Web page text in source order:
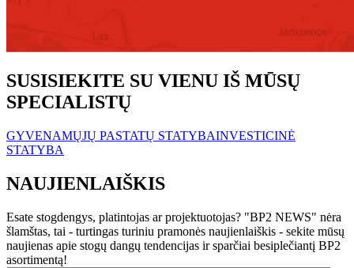
SUSISIEKITE SU VIENU IŠ MŪSŲ
SPECIALISTŲ
GYVENAMŲJŲ PASTATŲ STATYBAINVESTICINĖ
STATYBA
NAUJIENLAIŠKIS
Esate stogdengys, platintojas ar projektuotojas? "BP2 NEWS" nėra
šlamštas, tai - turtingas turiniu pramonės naujienlaiškis - sekite mūsų
naujienas apie stogų dangų tendencijas ir sparčiai besiplečiantį BP2
asortimentą!